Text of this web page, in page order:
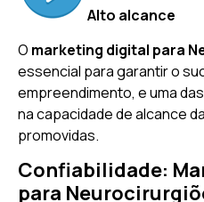
Alto alcance
O marketing digital para
essencial para garantir o
empreendimento, e uma
na capacidade de alcance
promovidas.
Confiabilidade:
para